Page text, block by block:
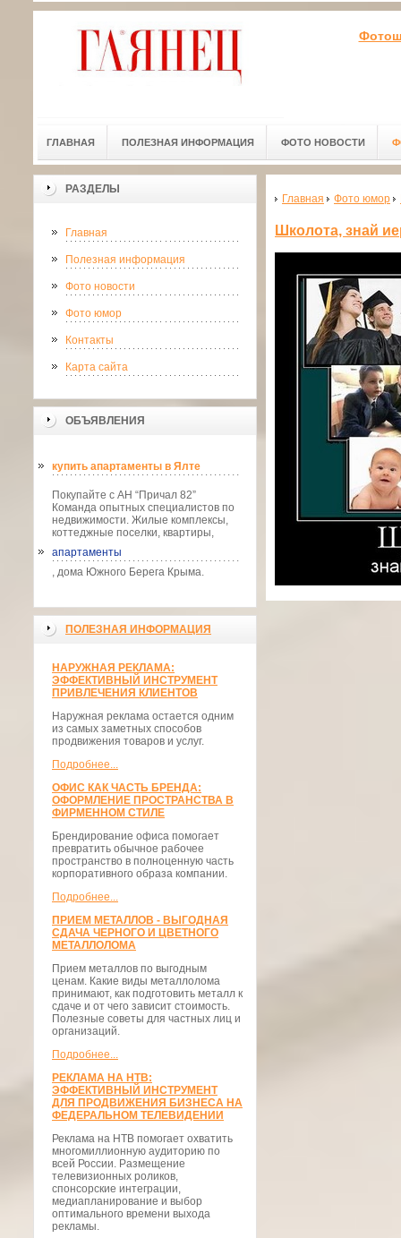
ГЛАВНАЯ ПОЛЕЗНАЯ ИНФОРМАЦИЯ ФОТО НОВОСТИ
РАЗДЕЛЫ
Главная
Полезная информация
Фото новости
Фото юмор
Контакты
Карта сайта
ОБЪЯВЛЕНИЯ
купить апартаменты в Ялте
Покупайте с АН “Причал 82”
Команда опытных специалистов по
недвижимости. Жилые комплексы,
коттеджные поселки, квартиры,
апартаменты
, дома Южного Берега Крыма.
ПОЛЕЗНАЯ ИНФОРМАЦИЯ
НАРУЖНАЯ РЕКЛАМА:
ЭФФЕКТИВНЫЙ ИНСТРУМЕНТ
ПРИВЛЕЧЕНИЯ КЛИЕНТОВ
Наружная реклама остается одним
из самых заметных способов
продвижения товаров и услуг.
Подробнее...
ОФИС КАК ЧАСТЬ БРЕНДА:
ОФОРМЛЕНИЕ ПРОСТРАНСТВА В
ФИРМЕННОМ СТИЛЕ
Брендирование офиса помогает
превратить обычное рабочее
пространство в полноценную часть
корпоративного образа компании.
Подробнее...
ПРИЕМ МЕТАЛЛОВ - ВЫГОДНАЯ
СДАЧА ЧЕРНОГО И ЦВЕТНОГО
МЕТАЛЛОЛОМА
Прием металлов по выгодным
ценам. Какие виды металлолома
принимают, как подготовить металл к
сдаче и от чего зависит стоимость.
Полезные советы для частных лиц и
организаций.
Подробнее...
РЕКЛАМА НА НТВ:
ЭФФЕКТИВНЫЙ ИНСТРУМЕНТ
ДЛЯ ПРОДВИЖЕНИЯ БИЗНЕСА НА
ФЕДЕРАЛЬНОМ ТЕЛЕВИДЕНИИ
Реклама на НТВ помогает охватить
многомиллионную аудиторию по
всей России. Размещение
телевизионных роликов,
спонсорские интеграции,
медиапланирование и выбор
оптимального времени выхода
рекламы.
Главная Фото юмор
Школота, знай